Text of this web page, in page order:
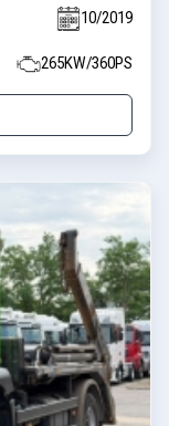
10/2019
265KW/360PS